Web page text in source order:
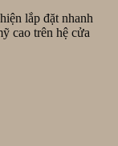
lắp đặt nhanh
cao trên hệ cửa